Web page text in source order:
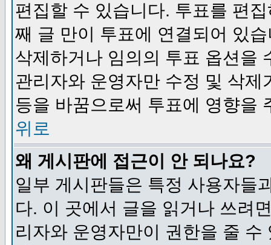
편집할 수 있습니다. 투표를 편
째 글 만이 투표에 연결되어 있
삭제하거나 임의의 투표 옵션을
관리자와 운영자만 수정 및 삭
등을 바꿈으로써 투표에 영향을
위로
왜 게시판에 접근이 안 되나요?
일부 게시판들은 특정 사용자들
다. 이 곳에서 글을 읽거나 쓰려
리자와 운영자만이 권한을 줄